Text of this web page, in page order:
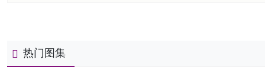
热门图集